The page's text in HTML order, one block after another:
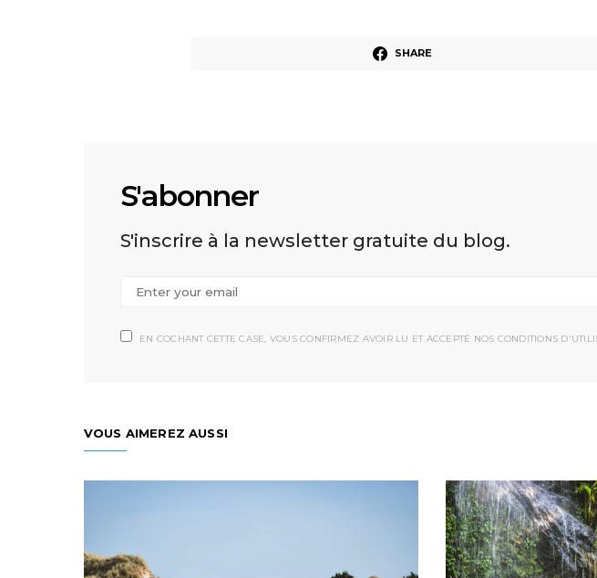
SHARE
S'abonner
S'inscrire à la newsletter gratuite du blog.
EN COCHANT CETTE CASE, VOUS CONFIRMEZ AVOIR LU ET ACCEPTÉ NOS CONDITIONS
VOUS AIMEREZ AUSSI